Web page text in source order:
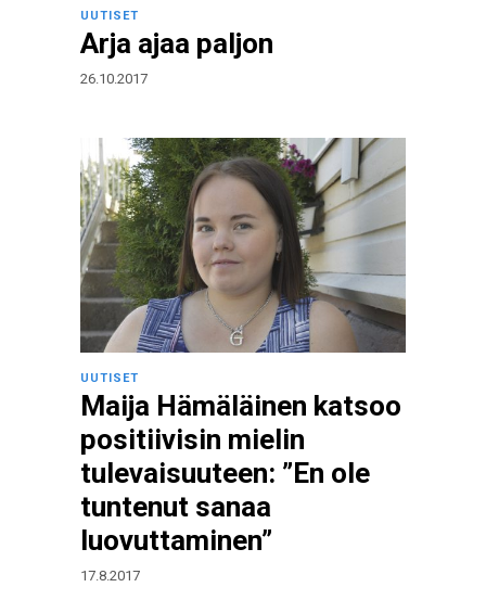
UUTISET
Arja ajaa paljon
26.10.2017
UUTISET
Maija Hämäläinen katsoo
positiivisin mielin
tulevaisuuteen: ”En ole
tuntenut sanaa
luovuttaminen”
17.8.2017